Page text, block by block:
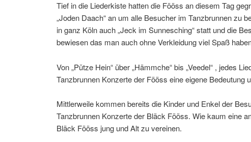
Tief in die Liederkiste hatten die Fööss an diesem Tag
„Joden Daach“ an um alle Besucher im Tanzbrunnen zu
in ganz Köln auch „Jeck im Sunnesching“ statt und die
bewiesen das man auch ohne Verkleidung viel Spaß
Von „Pütze Hein“ über „Hämmche“ bis „Veedel“ , jedes
Tanzbrunnen Konzerte der Fööss eine eigene Bedeutung
Mittlerweile kommen bereits die Kinder und Enkel der
Tanzbrunnen Konzerte der Bläck Fööss. Wie kaum eine
Bläck Fööss jung und Alt zu vereinen.